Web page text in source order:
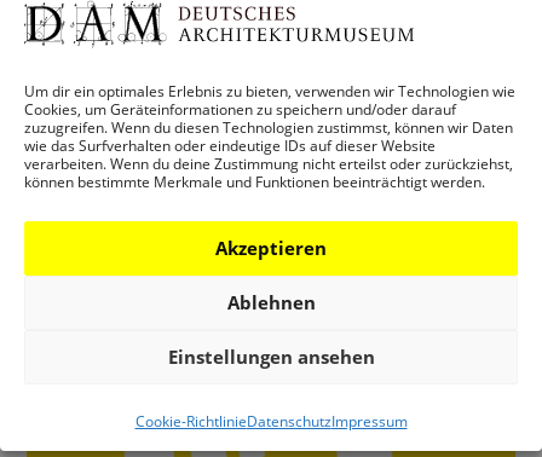
Um dir ein optimales Erlebnis zu bieten, verwenden wir Technologien wie
Cookies, um Geräteinformationen zu speichern und/oder darauf
zuzugreifen. Wenn du diesen Technologien zustimmst, können wir Daten
wie das Surfverhalten oder eindeutige IDs auf dieser Website
verarbeiten. Wenn du deine Zustimmung nicht erteilst oder zurückziehst,
können bestimmte Merkmale und Funktionen beeinträchtigt werden.
Akzeptieren
Ablehnen
Einstellungen ansehen
Cookie-RichtlinieDatenschutzImpressum
Ausstellungseröffnung: Suburbia. Träume vom
Eigenheim – Wege aus der Wohnungskrise Freitag,
20. März 2026, 19 Uhr Ausstellung: 21. März -18.
Oktober 2026 Sprecher_innen MARCUS
GWECHENBERGER, Dezernent für Planen und
Wohnen, Stadt Frankfurt am Main PETER CACHOLA...